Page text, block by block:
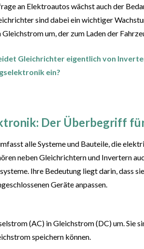
an Elektroautos wächst auch der
sind dabei ein wichtiger
Gleichstrom um, der zum Laden der
Gleichrichter eigentlich von
ein?
Der Überbegriff
alle Systeme und Bauteile, die
neben Gleichrichtern und Invertern
Ihre Bedeutung liegt darin, dass
Geräte anpassen.
(AC) in Gleichstrom (DC) um. Sie
speichern können.